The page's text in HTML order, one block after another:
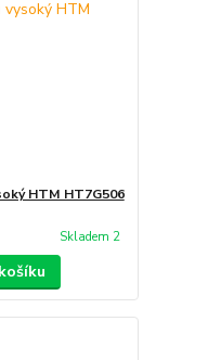
HTM HT7G506
Skladem 2